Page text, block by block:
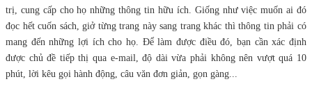
trị, cung cấp cho họ những thông tin hữu ích. Giống như việc muốn ai đó
đọc hết cuốn sách, giở từng trang này sang trang khác thì thông tin phải có
mang đến những lợi ích cho họ. Để làm được điều đó, bạn cần xác định
được chủ đề tiếp thị qua e-mail, độ dài vừa phải không nên vượt quá 10
phút, lời kêu gọi hành động, câu văn đơn giản, gọn gàng...